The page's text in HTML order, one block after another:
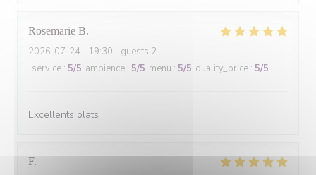
Rosemarie B
2026-07-24 - 19:30 - guests 2
service : 5/5 ambience : 5/5 menu : 5/5 quality_price : 5/5
Excellents plats
F